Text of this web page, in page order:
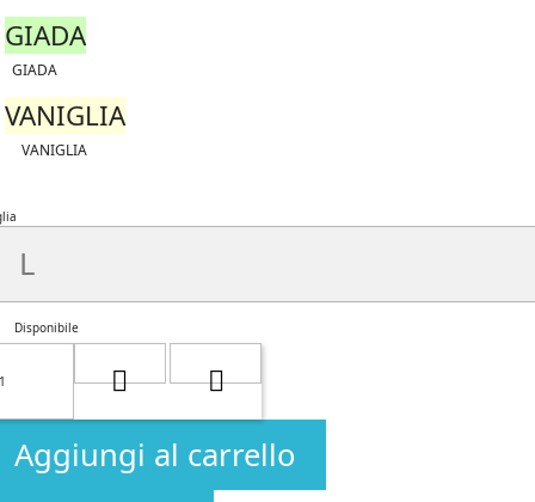
GIADA
GIADA
VANIGLIA
VANIGLIA
Disponibile
Aggiungi al carrello